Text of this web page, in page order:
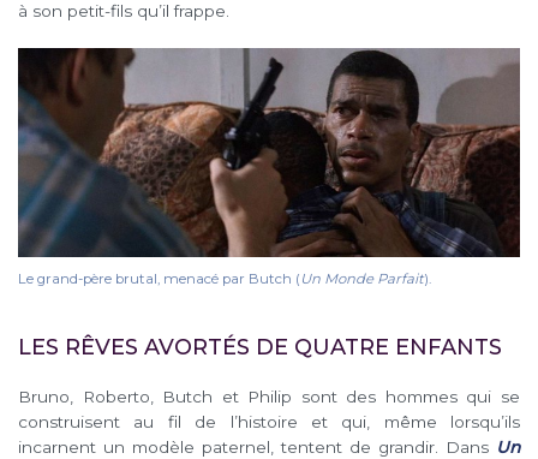
à son petit-fils qu’il frappe.
Le grand-père brutal, menacé par Butch ( Un Monde Parfait).
LES RÊVES AVORTÉS DE QUATRE ENFANTS
Bruno, Roberto, Butch et Philip sont des hommes qui se
construisent au fil de l’histoire et qui, même lorsqu’ils
incarnent un modèle paternel, tentent de grandir. Dans Un